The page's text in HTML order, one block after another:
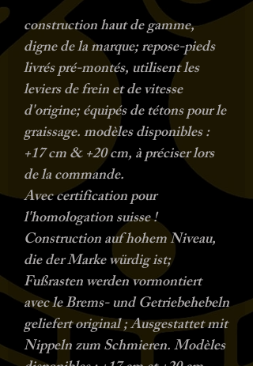
construction haut de gamme,
digne de la marque; repose-pieds
livrés pré-montés, utilisent les
leviers de frein et de vitesse
d'origine; équipés de tétons pour le
graissage. modèles disponibles :
+17 cm & +20 cm, à préciser lors
de la commande.
Avec certification pour
l'homologation suisse !
Construction auf hohem Niveau,
die der Marke würdig ist;
Fußrasten werden vormontiert
avec le Brems- und Getriebehebeln
geliefert original ; Ausgestattet mit
Nippeln zum Schmieren. Modèles